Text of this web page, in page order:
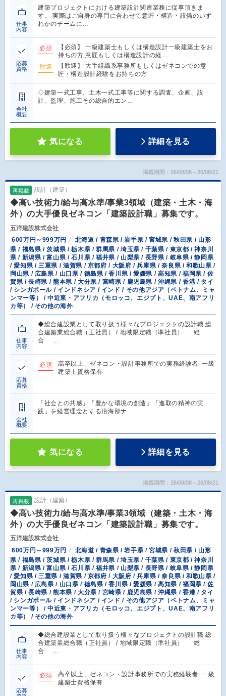
仕事
内容
建築プロジェクトにおける建築設計関連業務に従事頂きま
す。 実際はご自身の専門に合わせて意匠・構造・設備のいず
れかのチームに…
応募
資格
必須
【必須】 一級建築士もしくは構造設計一級建築士をお
持ちの方 意匠もしくは構造設計の経…
歓迎
【歓迎】 大手組織系事務所もしくはゼネコンでの意
匠・構造設計経験をお持ちの方
会社
概要
◇建築一式工事、土木一式工事等に関する調査、企画、設
計、監理、施工その総合的エン…
気になる 詳細を見る
掲載期間：26/08/08～26/08/21
再掲載 設計（建築）
◆高い技術力/給与高水準/事業3領域（建築・土木・海
外）の大手優良ゼネコン「建築設計職」募集です。
五洋建設株式会社
600万円～999万円
北海道 / 青森県 / 岩手県 / 宮城県 / 秋田県 / 山形
県 / 福島県 / 茨城県 / 栃木県 / 群馬県 / 埼玉県 / 千葉県 / 東京都 / 神奈川
県 / 新潟県 / 富山県 / 石川県 / 福井県 / 山梨県 / 長野県 / 岐阜県 / 静岡県
/ 愛知県 / 三重県 / 滋賀県 / 京都府 / 大阪府 / 兵庫県 / 奈良県 / 和歌山県 /
岡山県 / 広島県 / 山口県 / 徳島県 / 香川県 / 愛媛県 / 高知県 / 福岡県 / 佐
賀県 / 長崎県 / 熊本県 / 大分県 / 宮崎県 / 鹿児島県 / 沖縄県 / 香港 / タイ
/ シンガポール / インドネシア / インド / その他アジア（ベトナム、ミャ
ンマー等） / 中近東・アフリカ（モロッコ、エジプト、UAE、南アフリ
カ等） / その他の海外
仕事
内容
◆総合建設業として取り扱う様々なプロジェクトの設計職 総
合建築業総合職（正社員） / 地域限定職（準社員） 総
合 …
応募
資格
必須
高卒以上、ゼネコン・設計事務所での実務経験者 一級
建築士資格保有
会社
概要
「社会との共感」「豊かな環境の創造」「進取の精神の実
践」を経営理念とする沿海部ナ…
気になる 詳細を見る
掲載期間：26/08/08～26/08/21
再掲載 設計（建築）
◆高い技術力/給与高水準/事業3領域（建築・土木・海
外）の大手優良ゼネコン「建築設計職」募集です。
五洋建設株式会社
600万円～999万円
北海道 / 青森県 / 岩手県 / 宮城県 / 秋田県 / 山形
県 / 福島県 / 茨城県 / 栃木県 / 群馬県 / 埼玉県 / 千葉県 / 東京都 / 神奈川
県 / 新潟県 / 富山県 / 石川県 / 福井県 / 山梨県 / 長野県 / 岐阜県 / 静岡県
/ 愛知県 / 三重県 / 滋賀県 / 京都府 / 大阪府 / 兵庫県 / 奈良県 / 和歌山県 /
岡山県 / 広島県 / 山口県 / 徳島県 / 香川県 / 愛媛県 / 高知県 / 福岡県 / 佐
賀県 / 長崎県 / 熊本県 / 大分県 / 宮崎県 / 鹿児島県 / 沖縄県 / 香港 / タイ
/ シンガポール / インドネシア / インド / その他アジア（ベトナム、ミャ
ンマー等） / 中近東・アフリカ（モロッコ、エジプト、UAE、南アフリ
カ等） / その他の海外
仕事
内容
◆総合建設業として取り扱う様々なプロジェクトの設計職 総
合建築業総合職（正社員） / 地域限定職（準社員） 総
合 …
応募
必須
高卒以上、ゼネコン・設計事務所での実務経験者 一級
建築士資格保有